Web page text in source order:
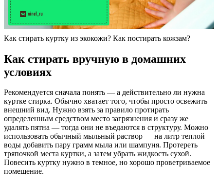
Как стирать куртку из экокожи? Как постирать кожзам?
Как стирать вручную в домашних
условиях
Рекомендуется сначала понять — а действительно ли нужна
куртке стирка. Обычно хватает того, чтобы просто освежить
внешний вид. Нужно взять за правило протирать
определенным средством место загрязнения и сразу же
удалять пятна — тогда они не въедаются в структуру. Можно
использовать обычный мыльный раствор — на литр теплой
воды добавить пару грамм мыла или шампуня. Протереть
тряпочкой места куртки, а затем убрать жидкость сухой.
Повесить куртку нужно в темное, но хорошо проветриваемое
помещение.